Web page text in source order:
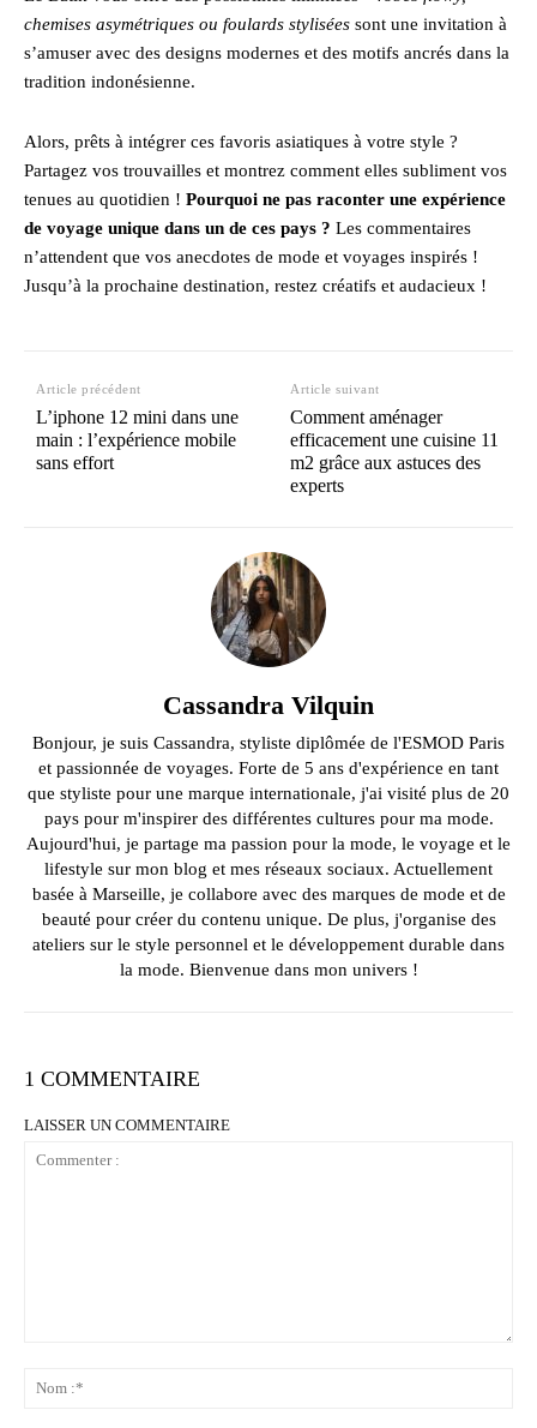
chemises asymétriques ou foulards stylisées sont une invitation à
s’amuser avec des designs modernes et des motifs ancrés dans la
tradition indonésienne.
Alors, prêts à intégrer ces favoris asiatiques à votre style ?
Partagez vos trouvailles et montrez comment elles subliment vos
tenues au quotidien ! Pourquoi ne pas raconter une expérience
de voyage unique dans un de ces pays ? Les commentaires
n’attendent que vos anecdotes de mode et voyages inspirés !
Jusqu’à la prochaine destination, restez créatifs et audacieux !
Article précédent
L’iphone 12 mini dans une
main : l’expérience mobile
sans effort
Article suivant
Comment aménager
efficacement une cuisine 11
m2 grâce aux astuces des
experts
Cassandra Vilquin
Bonjour, je suis Cassandra, styliste diplômée de l'ESMOD Paris
et passionnée de voyages. Forte de 5 ans d'expérience en tant
que styliste pour une marque internationale, j'ai visité plus de 20
pays pour m'inspirer des différentes cultures pour ma mode.
Aujourd'hui, je partage ma passion pour la mode, le voyage et le
lifestyle sur mon blog et mes réseaux sociaux. Actuellement
basée à Marseille, je collabore avec des marques de mode et de
beauté pour créer du contenu unique. De plus, j'organise des
ateliers sur le style personnel et le développement durable dans
la mode. Bienvenue dans mon univers !
1 COMMENTAIRE
LAISSER UN COMMENTAIRE